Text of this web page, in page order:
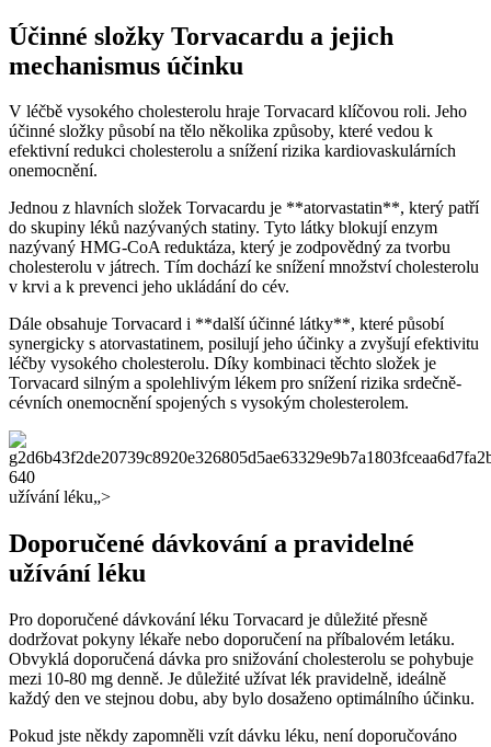
Účinné složky Torvacardu a jejich
mechanismus účinku
V léčbě vysokého cholesterolu hraje Torvacard klíčovou roli. Jeho
účinné složky působí na tělo několika způsoby, které vedou k
efektivní redukci cholesterolu a snížení rizika kardiovaskulárních
onemocnění.
Jednou z hlavních složek Torvacardu je **atorvastatin**, který patří
do skupiny léků nazývaných statiny. Tyto látky blokují enzym
nazývaný HMG-CoA reduktáza, který je zodpovědný za tvorbu
cholesterolu v játrech. Tím dochází ke snížení množství cholesterolu
v krvi a k prevenci jeho ukládání do cév.
Dále obsahuje Torvacard i **další účinné látky**, které působí
synergicky s atorvastatinem, posilují jeho účinky a zvyšují efektivitu
léčby vysokého cholesterolu. Díky kombinaci těchto složek je
Torvacard silným a spolehlivým lékem pro snížení rizika srdečně-
cévních onemocnění spojených s vysokým cholesterolem.
užívání léku„>
Doporučené dávkování a pravidelné
užívání léku
Pro doporučené dávkování léku Torvacard je důležité přesně
dodržovat pokyny lékaře nebo doporučení na příbalovém letáku.
Obvyklá doporučená dávka pro snižování cholesterolu se pohybuje
mezi 10-80 mg denně. Je důležité užívat lék pravidelně, ideálně
každý den ve stejnou dobu, aby bylo dosaženo optimálního účinku.
Pokud jste někdy zapomněli vzít dávku léku, není doporučováno